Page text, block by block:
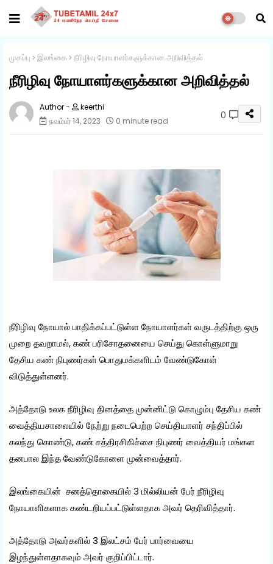
முகப்பு இலங்கை நீரிழிவு நோயாளர்களுக்கான அறிவித்தல்
நீரிழிவு நோயாளர்களுக்கான அறிவித்தல்
keerthi
நவம்பர் 14, 2023
0 minute read 0
நீரிழிவு நோயால் பாதிக்கப்பட்டுள்ள நோயாளர்கள் வருடத்திற்கு ஒரு
முறை தவறாமல், கண் பரிசோதனையை செய்து கொள்ளுமாறு
தேசிய கண் நிபுணர்கள் பொதுமக்களிடம் வேண்டுகோள்
விடுத்துள்ளனர்.
அத்தோடு உலக நீரிழிவு தினத்தை முன்னிட்டு கொழும்பு தேசிய கண்
வைத்தியசாலையில் நேற்று நடைபெற்ற செய்தியாளர் சந்திப்பில்
கலந்து கொண்டு, கண் சத்திரசிகிச்சை நிபுணர் வைத்தியர் மங்கள
தனபால இந்த வேண்டுகோளை முன்வைத்தார்.
இலங்கையின் சனத்தொகையில் 3 மில்லியன் பேர் நீரிழிவு
நோயாளிகளாக கண்டறியப்பட்டுள்ளதாக அவர் தெரிவித்தார்.
அத்தோடு அவர்களில் 3 இலட்சம் பேர் பார்வையை
இழந்துள்ளதாகவும் அவர் குறிப்பிட்டார்.